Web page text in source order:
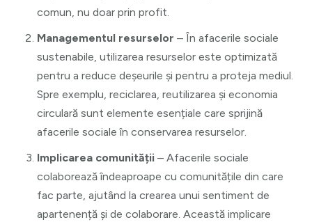
comun, nu doar prin profit.
Managementul resurselor – În afacerile sociale
sustenabile, utilizarea resurselor este optimizată
pentru a reduce deșeurile și pentru a proteja mediul.
Spre exemplu, reciclarea, reutilizarea și economia
circulară sunt elemente esențiale care sprijină
afacerile sociale în conservarea resurselor.
Implicarea comunității – Afacerile sociale
colaborează îndeaproape cu comunitățile din care
fac parte, ajutând la crearea unui sentiment de
apartenență și de colaborare. Această implicare